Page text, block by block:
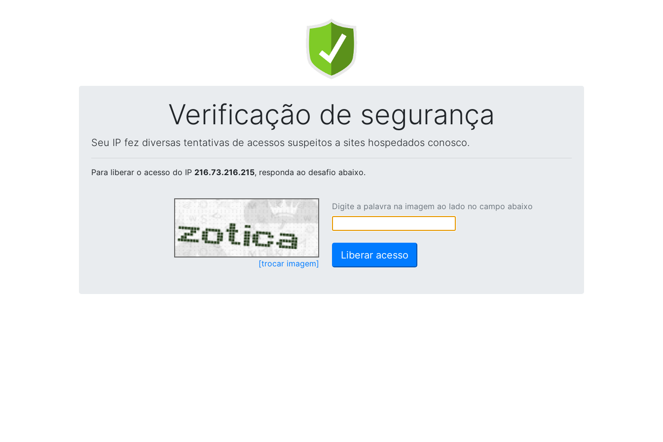
Verificação de segurança
Seu IP fez diversas tentativas de acessos suspeitos a sites hospedados conosco.
Para liberar o acesso do IP 216.73.216.215, responda ao desafio abaixo.
[trocar imagem]
Digite a palavra na imagem ao lado no campo abaixo